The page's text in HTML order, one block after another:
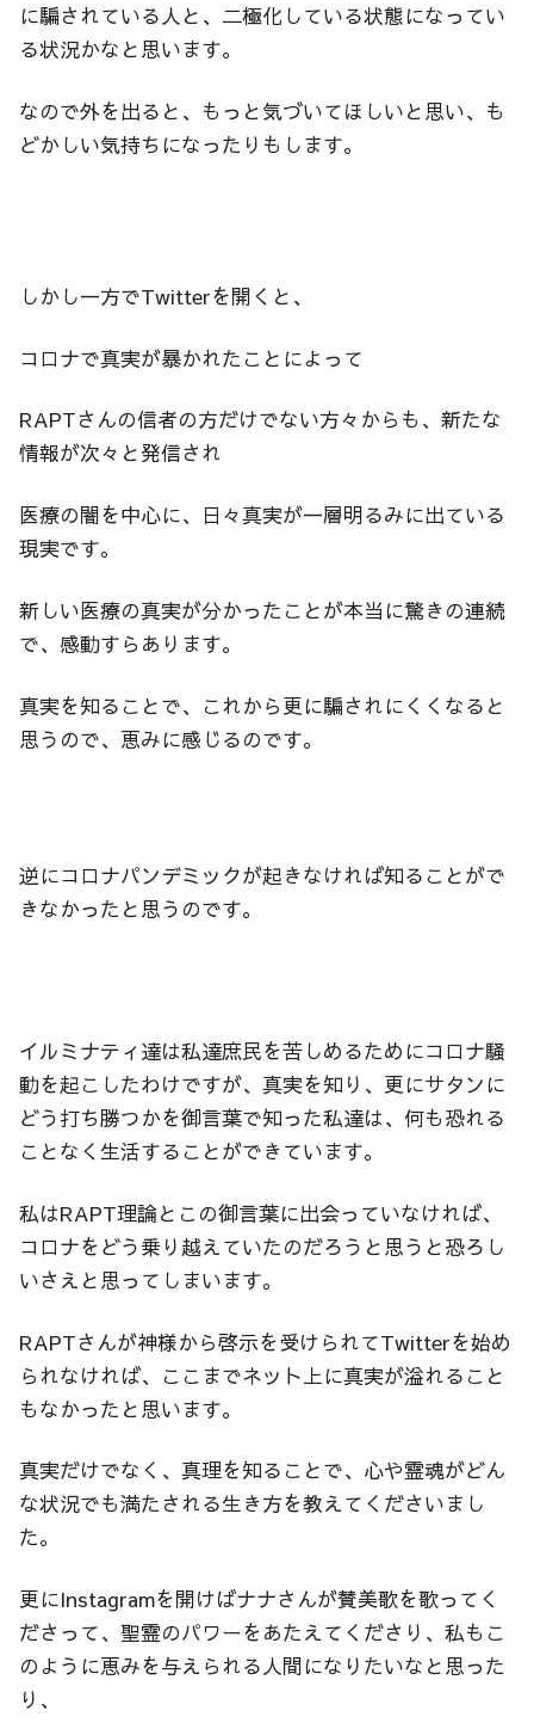
に騙されている人と、二極化している状態になってい
る状況かなと思います。
なので外を出ると、もっと気づいてほしいと思い、も
どかしい気持ちになったりもします。
しかし一方でTwitterを開くと、
コロナで真実が暴かれたことによって
RAPTさんの信者の方だけでない方々からも、新たな
情報が次々と発信され
医療の闇を中心に、日々真実が一層明るみに出ている
現実です。
新しい医療の真実が分かったことが本当に驚きの連続
で、感動すらあります。
真実を知ることで、これから更に騙されにくくなると
思うので、恵みに感じるのです。
逆にコロナパンデミックが起きなければ知ることがで
きなかったと思うのです。
イルミナティ達は私達庶民を苦しめるためにコロナ騒
動を起こしたわけですが、真実を知り、更にサタンに
どう打ち勝つかを御言葉で知った私達は、何も恐れる
ことなく生活することができています。
私はRAPT理論とこの御言葉に出会っていなければ、
コロナをどう乗り越えていたのだろうと思うと恐ろし
いさえと思ってしまいます。
RAPTさんが神様から啓示を受けられてTwitterを始め
られなければ、ここまでネット上に真実が溢れること
もなかったと思います。
真実だけでなく、真理を知ることで、心や霊魂がどん
な状況でも満たされる生き方を教えてくださいまし
た。
更にInstagramを開けばナナさんが賛美歌を歌ってく
ださって、聖霊のパワーをあたえてくださり、私もこ
のように恵みを与えられる人間になりたいなと思った
り、